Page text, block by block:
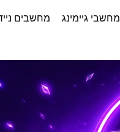
מחשבי גיימינג מחשבים